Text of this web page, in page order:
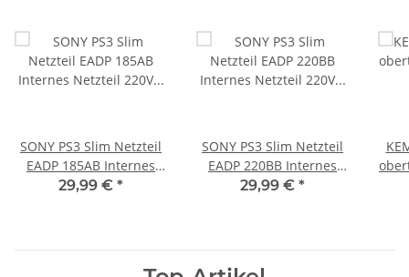
SONY PS3 Slim Netzteil
EADP 185AB Internes
Netzteil 220V gerbaucht
29,99 € *
SONY PS3 Slim Netzteil
EADP 220BB Internes
Netzteil 220V gebraucht
29,99 € *